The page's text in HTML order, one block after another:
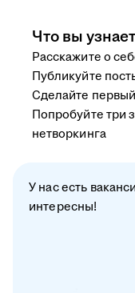
Что вы
Расскажите о
Публикуйте
Сделайте
Попробуйте три
нетворкинга
У нас есть
интересны!